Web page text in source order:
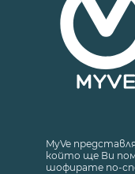
MyVe
който ще Ви
шофирате по-